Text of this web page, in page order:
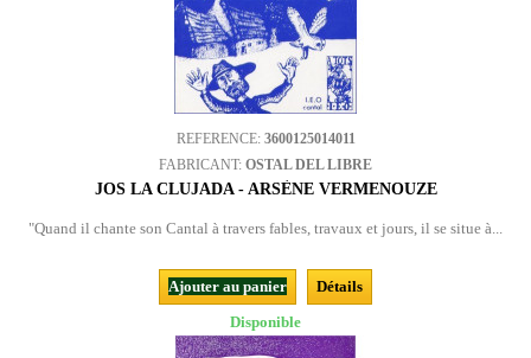
REFERENCE: 3600125014011
FABRICANT: OSTAL DEL LIBRE
JOS LA CLUJADA - ARSÈNE VERMENOUZE
"Quand il chante son Cantal à travers fables, travaux et jours, il se situe à...
Ajouter au panier
Détails
Disponible